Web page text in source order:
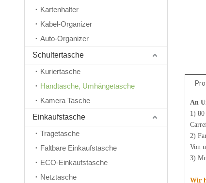
Kartenhalter
Kabel-Organizer
Auto-Organizer
Schultertasche
Kuriertasche
Handtasche, Umhängetasche
Kamera Tasche
Einkaufstasche
Tragetasche
Faltbare Einkaufstasche
ECO-Einkaufstasche
Netztasche
An
1) 80
2)
Von
3)
Wir